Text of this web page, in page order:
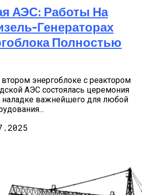
АЭС: Работы На
Генераторах
Полностью
энергоблоке с реактором
АЭС состоялась церемония
наладке важнейшего для любой